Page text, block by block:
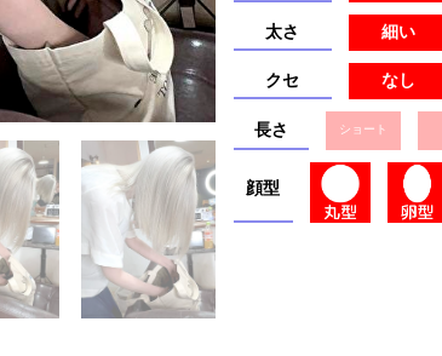
太さ 細い
クセ なし
長さ ショート
顔型